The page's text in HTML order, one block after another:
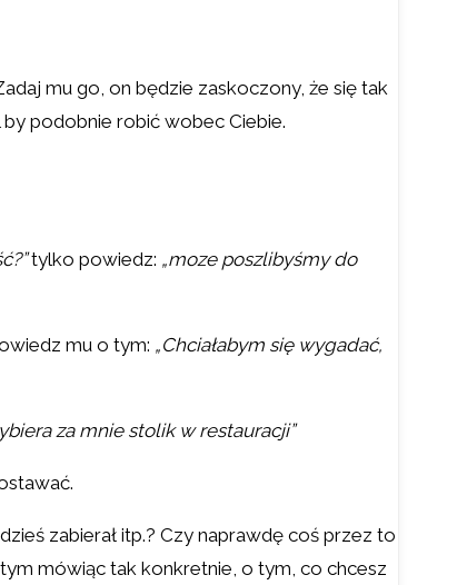
mu go, on będzie zaskoczony, że się tak
by podobnie robić wobec Ciebie.
tylko powiedz: „moze poszlibyśmy do
mu o tym: „Chciałabym się wygadać,
za mnie stolik w restauracji”
zabierał itp.? Czy naprawdę coś przez to
mówiąc tak konkretnie, o tym, co chcesz